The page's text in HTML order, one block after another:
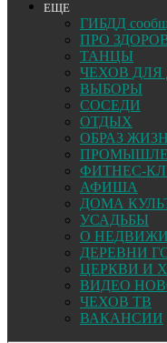
ЕЩЕ
ГИБДД
ПРО
ТАНЦЫ
ЧЕХОВ ДЛЯ
ВЫБОРЫ
СОСЕДИ
ОТДЫХ
ОБРАЗ
ФИТНЕС-
АФИША
ДОМА
УСАДЬБЫ
О
ДЕРЕВНИ
ЦЕРКВИ И
ВИДЕО
ЧЕХОВ ТВ
ВАКАНСИИ